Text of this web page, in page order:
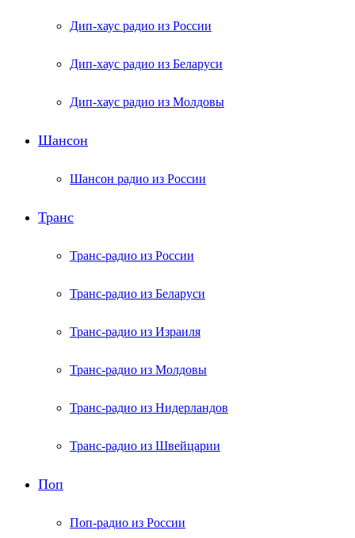
Дип-хаус радио из России
Дип-хаус радио из Беларуси
Дип-хаус радио из Молдовы
Шансон
Шансон радио из России
Транс
Транс-радио из России
Транс-радио из Беларуси
Транс-радио из Израиля
Транс-радио из Молдовы
Транс-радио из Нидерландов
Транс-радио из Швейцарии
Поп
Поп-радио из России